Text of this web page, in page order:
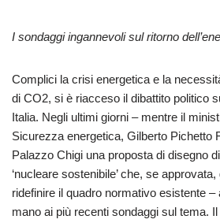
I sondaggi ingannevoli sul ritorno
Complici la crisi energetica e la
di CO2, si è riacceso il dibattito politico
Italia. Negli ultimi giorni – mentre il
Sicurezza energetica, Gilberto Pichetto
Palazzo Chigi una proposta di disegno
‘nucleare sostenibile’ che, se
ridefinire il quadro normativo esistente
mano ai più recenti sondaggi sul tema. Il